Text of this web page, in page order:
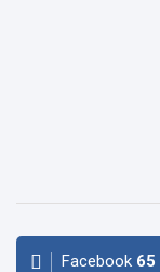
Facebook 65